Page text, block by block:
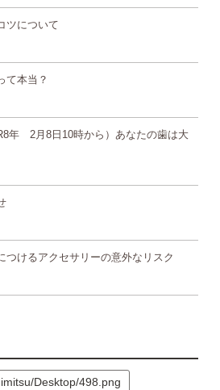
ツについて
て本当？
年 2月8日10時から）あなたの歯は大
つけるアクセサリーの意外なリスク
Desktop/498.png